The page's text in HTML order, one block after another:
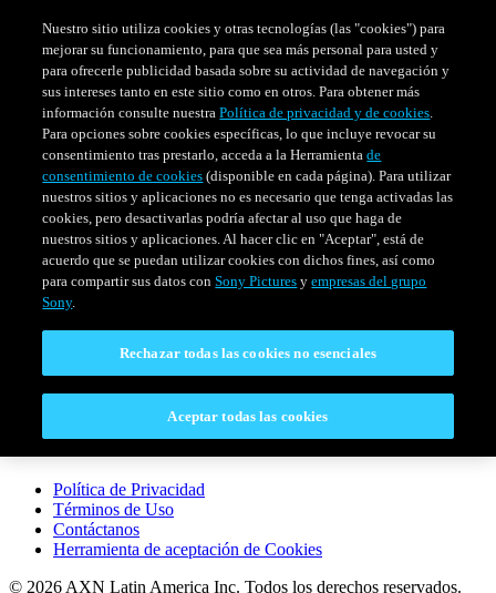
HORARIO EVENTOS ESPECIALES
Venezuela
LEGAL
Política de Privacidad
Términos de Uso
Contáctanos
Herramienta de aceptación de Cookies
© 2026 AXN Latin America Inc. Todos los derechos reservados.
Nuestro sitio utiliza cookies y otras tecnologías (las "cookies") para
mejorar su funcionamiento, para que sea más personal para usted y
para ofrecerle publicidad basada sobre su actividad de navegación y
sus intereses tanto en este sitio como en otros. Para obtener más
información consulte nuestraPolítica de privacidad y de cookies.
Para opciones sobre cookies específicas, lo que incluye revocar su
consentimiento tras prestarlo, acceda a la Herramientade
consentimiento de cookies (disponible en cada página). Para utilizar
nuestros sitios y aplicaciones no es necesario que tenga activadas las
cookies, pero desactivarlas podría afectar al uso que haga de
nuestros sitios y aplicaciones. Al hacer clic en "Aceptar", está de
acuerdo que se puedan utilizar cookies con dichos fines, así como
para compartir sus datos conSony Pictures yempresas del grupo
Sony.
Rechazar todas las cookies no esenciales
Aceptar todas las cookies